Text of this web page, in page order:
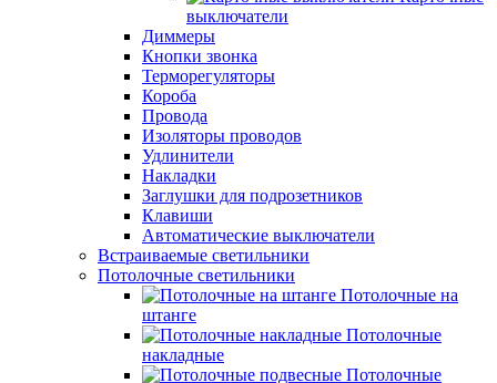
выключатели
Диммеры
Кнопки звонка
Терморегуляторы
Короба
Провода
Изоляторы проводов
Удлинители
Накладки
Заглушки для подрозетников
Клавиши
Автоматические выключатели
Встраиваемые светильники
Потолочные светильники
Потолочные на
штанге
Потолочные
накладные
Потолочные